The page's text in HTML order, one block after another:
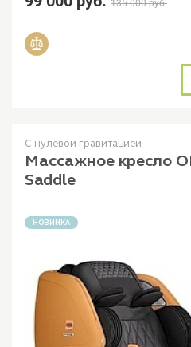
135 000 руб.
С нулевой гравитацией
Массажное кресло
Saddle
НОВИНКА